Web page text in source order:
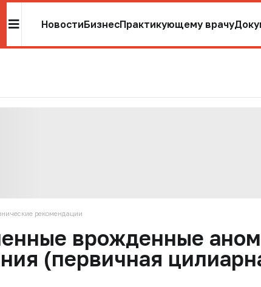
НовостиБизнесПрактикующему врачу
рекомендации
врожденные
(первичная